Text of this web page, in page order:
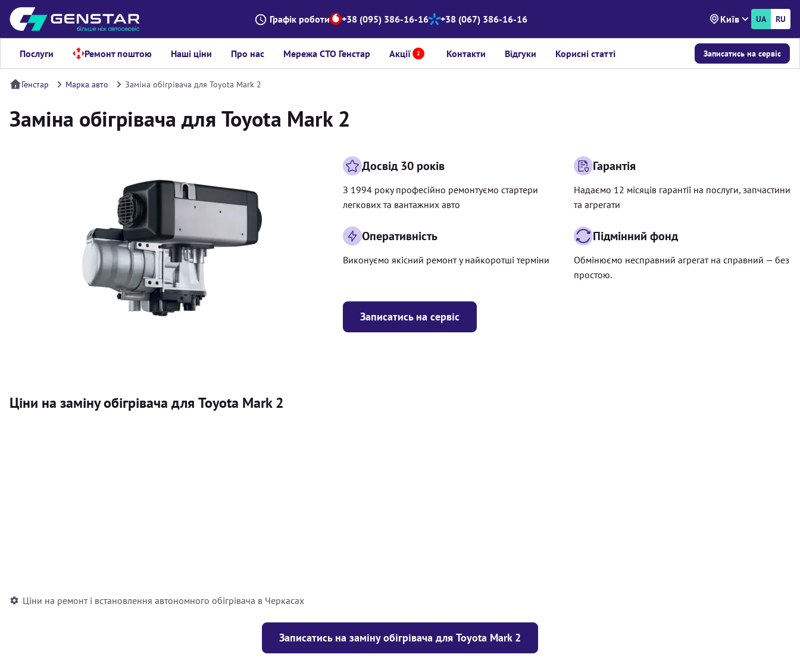
Графік роботи +38 (095) 386-16-16 +38 (067) 386-16-16 Київ UA RU
Послуги Ремонт поштою Наші ціни Про нас Мережа СТО Генстар Акції 2 Контакти Відгуки Корисні статті Записатись на сервіс
Генстар Марка авто Заміна обігрівача для Toyota Mark 2
Заміна обігрівача для Toyota Mark 2
Записатись на сервіс
Досвід 30 років
З 1994 року професійно ремонтуємо стартери
легкових та вантажних авто
Гарантія
Надаємо 12 місяців гарантії на послуги, запчастини
та агрегати
Оперативність
Виконуємо якісний ремонт у найкоротші терміни
Підмінний фонд
Обмінюємо несправний агрегат на справний — без
простою.
Ціни на заміну обігрівача для Toyota Mark 2
Ціни на ремонт і встановлення автономного обігрівача в Черкасах
Записатись на заміну обігрівача для Toyota Mark 2